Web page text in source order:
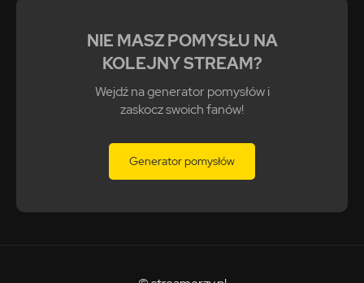
NIE MASZ POMYSŁU NA
KOLEJNY STREAM?
Wejdź na generator pomysłów i
zaskocz swoich fanów!
Generator pomysłów